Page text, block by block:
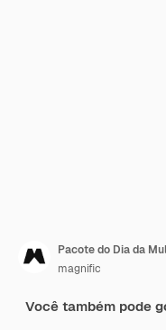
Pacote do Dia da
magnific
Você também pode